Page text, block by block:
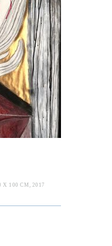
X 100 CM, 2017